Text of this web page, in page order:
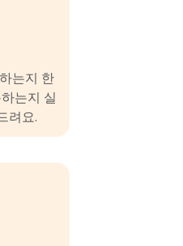
는지 한
는지 실
려요.